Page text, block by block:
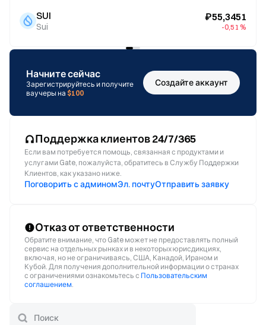
SUI
Sui
₽55,3451
-0,51 %
Начните сейчас
Зарегистрируйтесь и получите
ваучеры на $100
Создайте аккаунт
Поддержка клиентов 24/7/365
Если вам потребуется помощь, связанная с продуктами и
услугами Gate, пожалуйста, обратитесь в Службу Поддержки
Клиентов, как указано ниже.
Поговорить с админомЭл. почтуОтправить заявку
Отказ от ответственности
Обратите внимание, что Gate может не предоставлять полный
сервис на отдельных рынках и в некоторых юрисдикциях,
включая, но не ограничиваясь, США, Канадой, Ираном и
Кубой. Для получения дополнительной информации о странах
с ограничениями ознакомьтесь с Пользовательским
соглашением.